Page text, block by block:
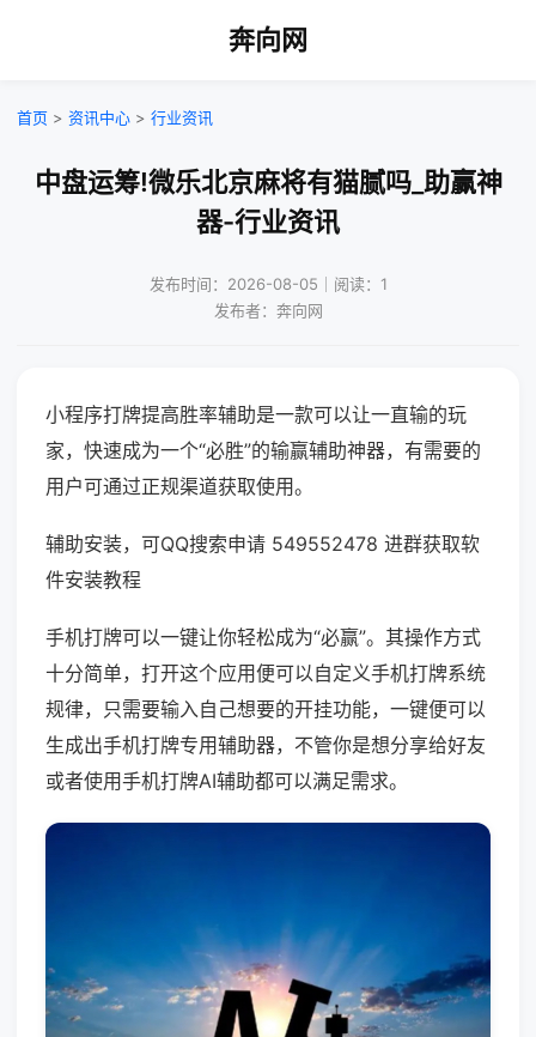
奔向网
首页 > 资讯中心 > 行业资讯
中盘运筹!微乐北京麻将有猫腻吗_助赢神
器-行业资讯
发布时间：2026-08-05｜阅读：1
发布者：奔向网
小程序打牌提高胜率辅助是一款可以让一直输的玩
家，快速成为一个“必胜”的输赢辅助神器，有需要的
用户可通过正规渠道获取使用。
辅助安装，可QQ搜索申请 549552478 进群获取软
件安装教程
手机打牌可以一键让你轻松成为“必赢”。其操作方式
十分简单，打开这个应用便可以自定义手机打牌系统
规律，只需要输入自己想要的开挂功能，一键便可以
生成出手机打牌专用辅助器，不管你是想分享给好友
或者使用手机打牌AI辅助都可以满足需求。